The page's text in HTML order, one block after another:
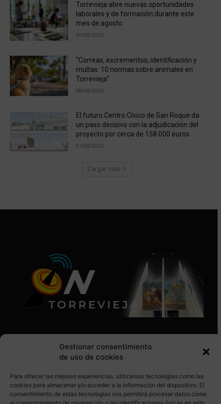
Gestionar consentimiento
de uso de cookies
Para ofrecer las mejores experiencias, utilizamos tecnologías como las
cookies para almacenar y/o acceder a la información del dispositivo. El
consentimiento de estas tecnologías nos permitirá procesar datos como
Torrevieja abre nuevas oportunidades
laborales y de formación durante este
mes de agosto
09/08/2026
“Correas, excrementos, identificación y
multas: 10 normas sobre animales en
Torrevieja”
08/08/2026
El futuro Centro Cívico de San Roque da
un paso decisivo con la adjudicación del
proyecto por cerca de 158.000 euros
07/08/2026
Cargar más
SÍGUENOS EN REDES SOCIALES